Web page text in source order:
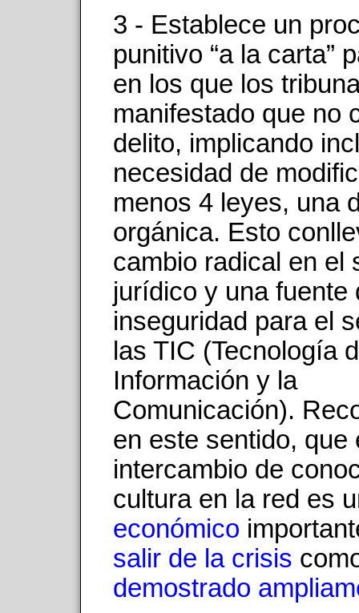
3 - Establece un
punitivo “a la carta”
en los que los
manifestado que no
delito, implicando
necesidad de
menos 4 leyes, una
orgánica. Esto
cambio radical en el
jurídico y una fuente
inseguridad para el
las TIC (Tecnología
Información y la
Comunicación).
en este sentido, que
intercambio de
cultura en la red es
económico
salir de la crisis
demostrado